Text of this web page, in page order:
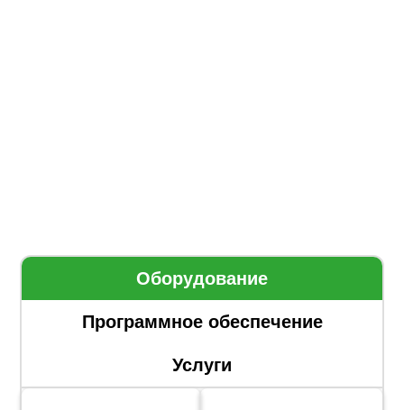
Оборудование
Программное обеспечение
Услуги